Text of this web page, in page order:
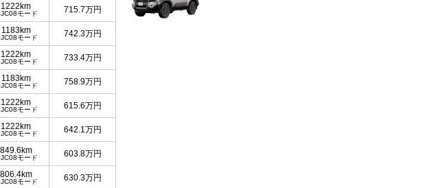
1222km
モード 715.7万円
1183km
モード 742.3万円
1222km
モード 733.4万円
1183km
モード 758.9万円
1222km
モード 615.6万円
1222km
モード 642.1万円
849.6km
モード 603.8万円
806.4km
モード 630.3万円